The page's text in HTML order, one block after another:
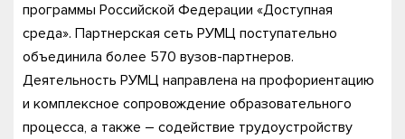
программы Российской Федерации «Доступная
среда». Партнерская сеть РУМЦ поступательно
объединила более 570 вузов-партнеров.
Деятельность РУМЦ направлена на профориентацию
и комплексное сопровождение образовательного
процесса, а также – содействие трудоустройству